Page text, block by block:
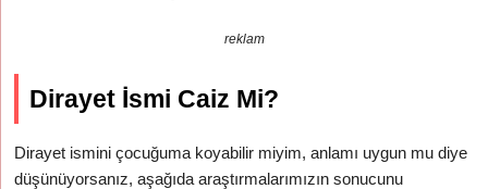
reklam
Dirayet İsmi Caiz Mi?
Dirayet ismini çocuğuma koyabilir miyim, anlamı uygun mu diye
düşünüyorsanız, aşağıda araştırmalarımızın sonucunu